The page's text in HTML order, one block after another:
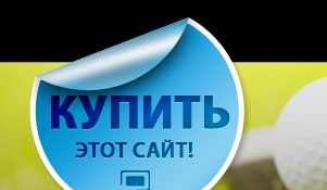
содержимому